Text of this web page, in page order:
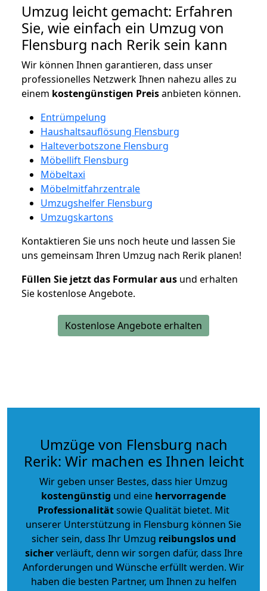
Umzug leicht gemacht: Erfahren
Sie, wie einfach ein Umzug von
Flensburg nach Rerik sein kann
Wir können Ihnen garantieren, dass unser
professionelles Netzwerk Ihnen nahezu alles zu
einem kostengünstigen Preisanbieten können.
Entrümpelung
Haushaltsauflösung Flensburg
Halteverbotszone Flensburg
Möbellift Flensburg
Möbeltaxi
Möbelmitfahrzentrale
Umzugshelfer Flensburg
Umzugskartons
Kontaktieren Sie uns noch heute und lassen Sie
uns gemeinsam Ihren Umzug nach Rerik planen!
Füllen Sie jetzt das Formular aus und erhalten
Sie kostenlose Angebote.
Kostenlose Angebote erhalten
Umzüge von Flensburg nach
Rerik: Wir machen es Ihnen leicht
Wir geben unser Bestes, dass hier Umzug
kostengünstig und eine hervorragende
Professionalitätsowie Qualität bietet. Mit
unserer Unterstützung in Flensburg können Sie
sicher sein, dass Ihr Umzug reibungslos und
sicherverläuft, denn wir sorgen dafür, dass Ihre
Anforderungen und Wünsche erfüllt werden. Wir
haben die besten Partner, um Ihnen zu helfen